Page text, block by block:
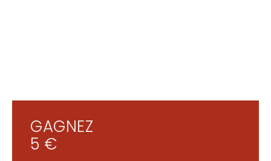
GAGNEZ
5 €